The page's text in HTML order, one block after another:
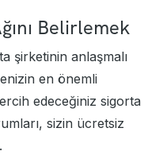
Belirlemek
şirketinin anlaşmalı
en önemli
edeceğiniz sigorta
sizin ücretsiz